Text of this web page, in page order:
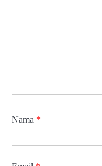
Nama *